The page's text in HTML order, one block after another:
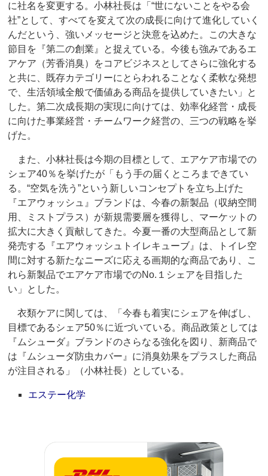
に社名を変更する。小林社長は「“世にないことをやる会
社”として、すべてを変えて次の成長に向けて進化していく
んだという、強いメッセージと決意を込めた。この大きな
節目を『第二の創業』と捉えている。今後も強みであるエ
アケア（芳香消臭）をコアビジネスとしてさらに強化する
と共に、既存カテゴリーにとらわれることなく柔軟な発想
で、生活領域全般で価値ある商品を提供していきたい」と
した。第二次成長期の実現に向けては、効率化経営・成長
に向けた事業経営・チームワーク経営の、三つの戦略を挙
げた。
また、小林社長は今期の目標として、エアケア市場での
シェア40％を挙げたが「もう手の届くところまできてい
る。“空気を洗う”という新しいコンセプトを立ち上げた
『エアウォッシュ』ブランドは、今春の新製品（収納空間
用、ミストプラス）が新規需要層を獲得し、マーケットの
拡大に大きく貢献してきた。今夏一番の大型商品として新
発売する『エアウォッシュトイレキューブ』は、トイレ空
間に対する新たなニーズに応える画期的な商品であり、こ
れら新製品でエアケア市場でのNo.１シェアを目指した
い」とした。
衣類ケアに関しては、「今春も着実にシェアを伸ばし、
目標であるシェア50％に近づいている。商品政策としては
『ムシューダ』ブランドのさらなる強化を図り、新商品で
は『ムシューダ防虫カバー』に消臭効果をプラスした商品
が注目される」（小林社長）としている。
エステー化学